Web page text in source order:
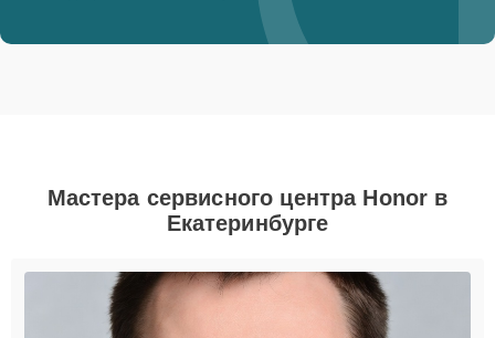
Мастера сервисного центра Honor в
Екатеринбурге